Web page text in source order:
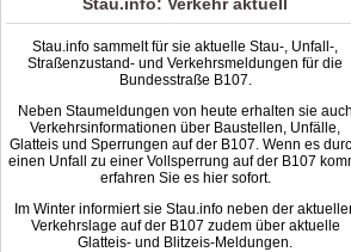
Stau.info sammelt für sie aktuelle Stau-, Unfall-,
Straßenzustand- und Verkehrsmeldungen für die
Bundesstraße B107.
Neben Staumeldungen von heute erhalten sie auch
Verkehrsinformationen über Baustellen, Unfälle,
Glatteis und Sperrungen auf der B107. Wenn es
einen Unfall zu einer Vollsperrung auf der B107
erfahren Sie es hier sofort.
Im Winter informiert sie Stau.info neben der
Verkehrslage auf der B107 zudem über aktuelle
Glatteis- und Blitzeis-Meldungen.